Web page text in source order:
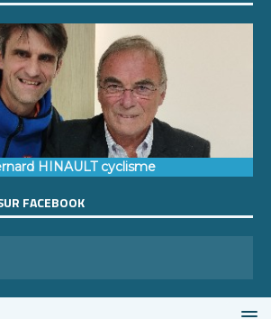
HINAULT cyclisme
FACEBOOK